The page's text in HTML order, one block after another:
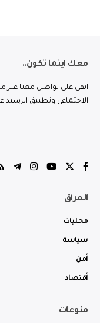
معك اينما تكون..
ابقى على تواصل معنا عبر
الاجتماعي وتطبيق الرشيد
العراق
محليات
سياسة
أمن
أقتصاد
منوعات